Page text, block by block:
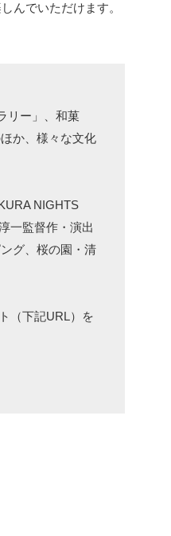
んでいただけます。
リー」、和菓
か、様々な文化
NIGHTS
一監督作・演出
グ、桜の園・清
（下記URL）を